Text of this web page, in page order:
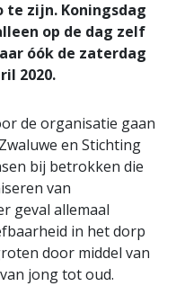
te zijn. Koningsdag
op de dag zelf
óók de zaterdag
2020.
de organisatie gaan
en Stichting
bij betrokken die
van
geval allemaal
in het dorp
door middel van
jong tot oud.